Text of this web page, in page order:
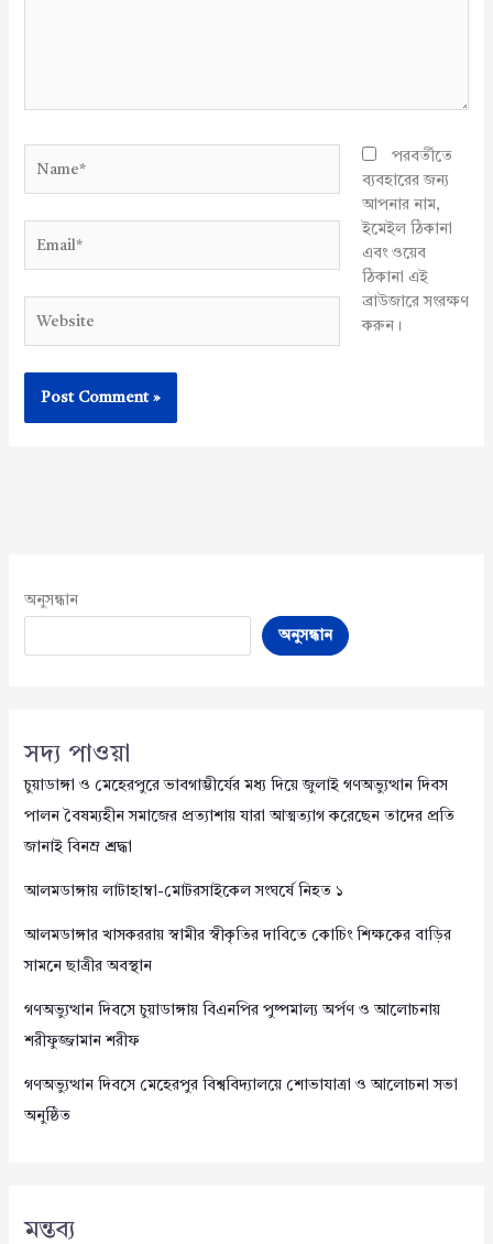
পরবর্তীতে
ব্যবহারের জন্য
আপনার নাম,
ইমেইল ঠিকানা
এবং ওয়েব
ঠিকানা এই
ব্রাউজারে সংরক্ষণ
করুন।
অনুসন্ধান
অনুসন্ধান
সদ্য পাওয়া
চুয়াডাঙ্গা ও মেহেরপুরে ভাবগাম্ভীর্যের মধ্য দিয়ে জুলাই গণঅভ্যুত্থান দিবস
পালন বৈষম্যহীন সমাজের প্রত্যাশায় যারা আত্মত্যাগ করেছেন তাদের প্রতি
জানাই বিনম্র শ্রদ্ধা
আলমডাঙ্গায় লাটাহাম্বা-মোটরসাইকেল সংঘর্ষে নিহত ১
আলমডাঙ্গার খাসকররায় স্বামীর স্বীকৃতির দাবিতে কোচিং শিক্ষকের বাড়ির
সামনে ছাত্রীর অবস্থান
গণঅভ্যুত্থান দিবসে চুয়াডাঙ্গায় বিএনপির পুষ্পমাল্য অর্পণ ও আলোচনায়
শরীফুজ্জামান শরীফ
গণঅভ্যুত্থান দিবসে মেহেরপুর বিশ্ববিদ্যালয়ে শোভাযাত্রা ও আলোচনা সভা
অনুষ্ঠিত
মন্তব্য